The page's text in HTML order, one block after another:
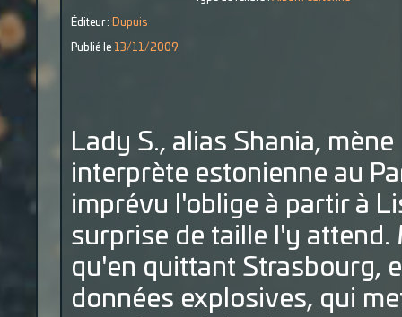
Éditeur : Dupuis
Publié le 13/11/2009
Lady S., alias Shania,
interprète estonienne au
imprévu l'oblige à partir à
surprise de taille l'y attend.
qu'en quittant Strasbourg,
données explosives, qui